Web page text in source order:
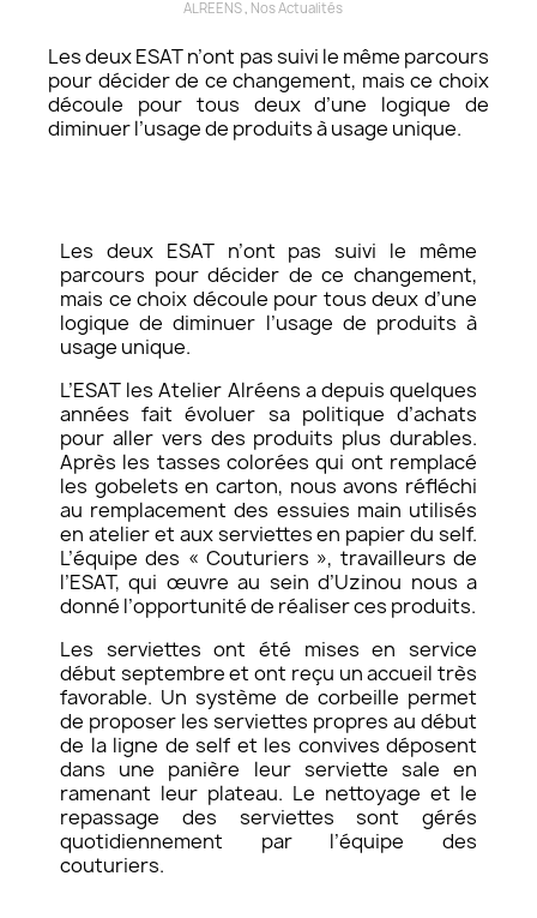
ALREENS, Nos Actualités
Les deux ESAT n’ont pas suivi le même parcours
pour décider de ce changement, mais ce choix
découle pour tous deux d’une logique de
diminuer l’usage de produits à usage unique.
Les deux ESAT n’ont pas suivi le même
parcours pour décider de ce changement,
mais ce choix découle pour tous deux d’une
logique de diminuer l’usage de produits à
usage unique.
L’ESAT les Atelier Alréens a depuis quelques
années fait évoluer sa politique d’achats
pour aller vers des produits plus durables.
Après les tasses colorées qui ont remplacé
les gobelets en carton, nous avons réfléchi
au remplacement des essuies main utilisés
en atelier et aux serviettes en papier du self.
L’équipe des « Couturiers », travailleurs de
l’ESAT, qui œuvre au sein d’Uzinou nous a
donné l’opportunité de réaliser ces produits.
Les serviettes ont été mises en service
début septembre et ont reçu un accueil très
favorable. Un système de corbeille permet
de proposer les serviettes propres au début
de la ligne de self et les convives déposent
dans une panière leur serviette sale en
ramenant leur plateau. Le nettoyage et le
repassage des serviettes sont gérés
quotidiennement par l’équipe des
couturiers.